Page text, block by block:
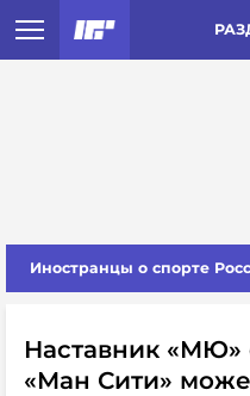
Иностранцы о спорте
Наставник «МЮ»
«Ман Сити»